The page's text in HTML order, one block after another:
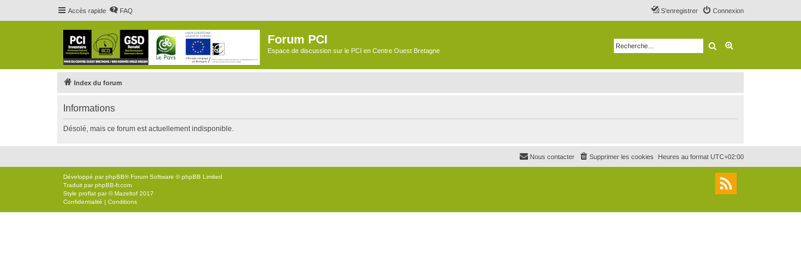
Accès rapide FAQ Connexion
S’enregistrer
Forum PCI
Espace de discussion sur le PCI en Centre Ouest Bretagne Rechercher
Index du forum
Informations
Désolé, mais ce forum est actuellement indisponible.
Heures au format UTC+02:00
Supprimer les cookies
Nous contacter
Développé parphpBB® Forum Software © phpBB Limited
Traduit parphpBB-fr.com
Style proflat par ©Mazeltof 2017
Confidentialité | Conditions